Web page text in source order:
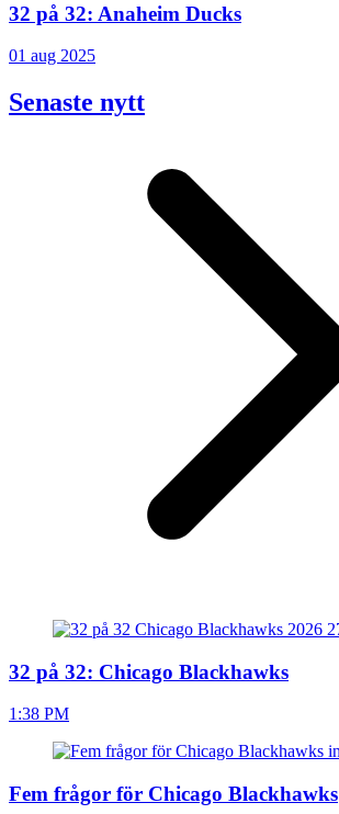
32 på 32: Anaheim Ducks
01 aug 2025
Senaste nytt
32 på 32: Chicago Blackhawks
1:38 PM
Fem frågor för Chicago Blackhawks